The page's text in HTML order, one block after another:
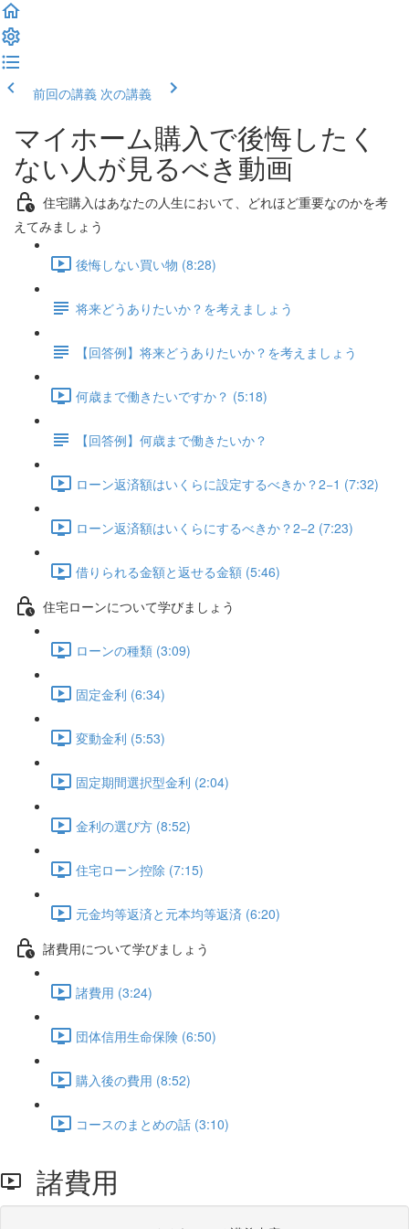
前回の講義 次の講義
マイホーム購入で後悔したく
ない人が見るべき動画
住宅購入はあなたの人生において、どれほど重要なのかを考
えてみましょう
後悔しない買い物 (8:28)
将来どうありたいか？を考えましょう
【回答例】将来どうありたいか？を考えましょう
何歳まで働きたいですか？ (5:18)
【回答例】何歳まで働きたいか？
ローン返済額はいくらに設定するべきか？2−1 (7:32)
ローン返済額はいくらにするべきか？2−2 (7:23)
借りられる金額と返せる金額 (5:46)
住宅ローンについて学びましょう
ローンの種類 (3:09)
固定金利 (6:34)
変動金利 (5:53)
固定期間選択型金利 (2:04)
金利の選び方 (8:52)
住宅ローン控除 (7:15)
元金均等返済と元本均等返済 (6:20)
諸費用について学びましょう
諸費用 (3:24)
団体信用生命保険 (6:50)
購入後の費用 (8:52)
コースのまとめの話 (3:10)
諸費用